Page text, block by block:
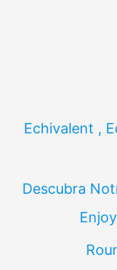
Echivalent ,
Descubra